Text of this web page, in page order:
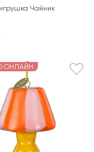
Чайник
ОНЛАЙН